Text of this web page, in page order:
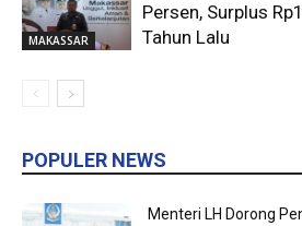
MAKASSAR
Persen, Surplus
Tahun Lalu
POPULER NEWS
Menteri LH Dorong